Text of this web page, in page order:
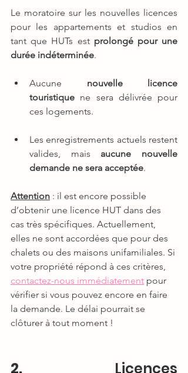
Le moratoire sur les nouvelles licences
pour les appartements et studios en
tant que HUTs est prolongé pour une
durée indéterminée.
Aucune nouvelle licence
touristique ne sera délivrée pour
ces logements.
Les enregistrements actuels restent
valides, mais aucune nouvelle
demande ne sera acceptée.
Attention : il est encore possible
d’obtenir une licence HUT dans des
cas très spécifiques. Actuellement,
elles ne sont accordées que pour des
chalets ou des maisons unifamiliales. Si
votre propriété répond à ces critères,
contactez-nous immédiatement pour
vérifier si vous pouvez encore en faire
la demande. Le délai pourrait se
clôturer à tout moment !
2. Licences